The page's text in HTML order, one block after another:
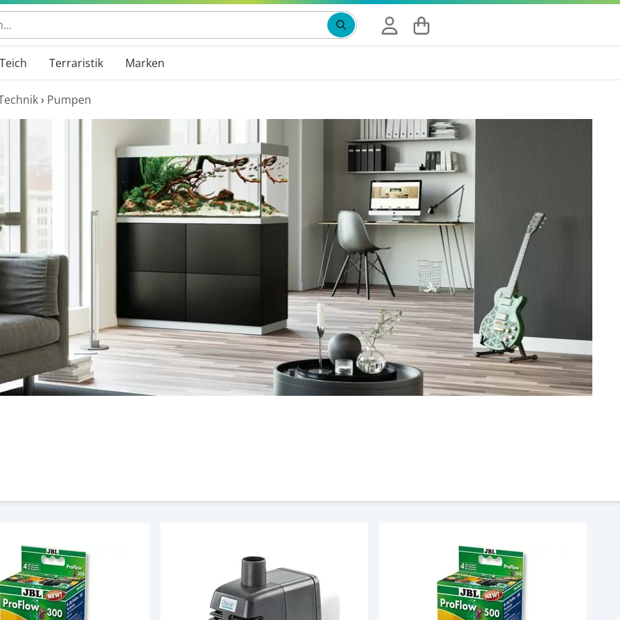
Suchbegriff eingeben, Vorschläge erscheinen
Teich Terraristik Marken
› Pumpen